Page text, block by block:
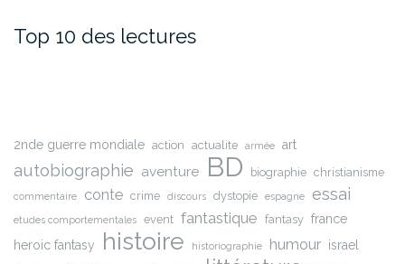
Top 10 des lectures
2nde guerre mondiale action actualite armée art
autobiographie aventure BD biographie christianisme
commentaire conte crime discours dystopie espagne essai
etudes comportementales event fantastique fantasy france
heroic fantasy
histoire historiographie humour israel